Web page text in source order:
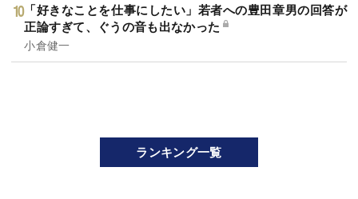
「好きなことを仕事にしたい」若者への豊田章男の回答が
正論すぎて、ぐうの音も出なかった
小倉健一
ランキング一覧